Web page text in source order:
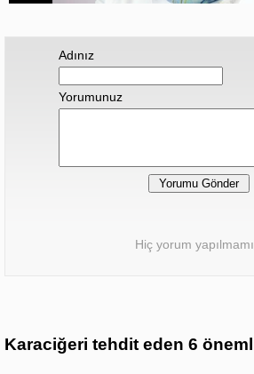
Adınız
Yorumunuz
Hiç yorum
Karaciğeri tehdit eden 6